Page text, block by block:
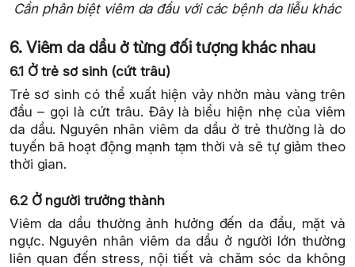
Cần phân biệt viêm da đầu với các bệnh da liễu khác
6. Viêm da dầu ở từng đối tượng khác nhau
6.1 Ở trẻ sơ sinh (cứt trâu)
Trẻ sơ sinh có thể xuất hiện vảy nhờn màu vàng trên
đầu – gọi là cứt trâu. Đây là biểu hiện nhẹ của viêm
da dầu. Nguyên nhân viêm da dầu ở trẻ thường là do
tuyến bã hoạt động mạnh tạm thời và sẽ tự giảm theo
thời gian.
6.2 Ở người trưởng thành
Viêm da dầu thường ảnh hưởng đến da đầu, mặt và
ngực. Nguyên nhân viêm da dầu ở người lớn thường
liên quan đến stress, nội tiết và chăm sóc da không